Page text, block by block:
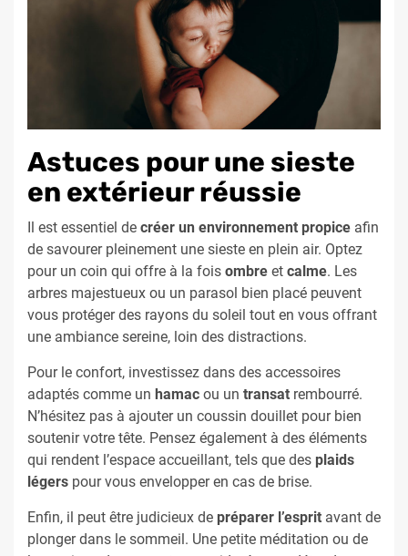
Astuces pour une sieste
en extérieur réussie
Il est essentiel de créer un environnement propice afin
de savourer pleinement une sieste en plein air. Optez
pour un coin qui offre à la fois ombre et calme. Les
arbres majestueux ou un parasol bien placé peuvent
vous protéger des rayons du soleil tout en vous offrant
une ambiance sereine, loin des distractions.
Pour le confort, investissez dans des accessoires
adaptés comme un hamac ou un transat rembourré.
N’hésitez pas à ajouter un coussin douillet pour bien
soutenir votre tête. Pensez également à des éléments
qui rendent l’espace accueillant, tels que des plaids
légers pour vous envelopper en cas de brise.
Enfin, il peut être judicieux de préparer l’esprit avant de
plonger dans le sommeil. Une petite méditation ou de